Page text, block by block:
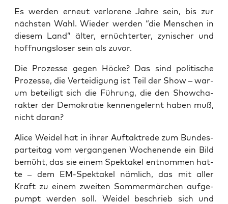
Es wer­den erneut ver­lo­re­ne Jah­re sein, bis zur
nächs­ten Wahl. Wie­der wer­den “die Men­schen in
die­sem Land” älter, ernüch­ter­ter, zyni­scher und
hoff­nungs­lo­ser sein als zuvor.
Die Pro­zes­se gegen Höcke? Das sind poli­ti­sche
Pro­zes­se, die Ver­tei­di­gung ist Teil der Show – war­
um betei­ligt sich die Füh­rung, die den Show­cha­
rak­ter der Demo­kra­tie ken­nen­ge­lernt haben muß,
nicht daran?
Ali­ce Wei­del hat in ihrer Auf­takt­re­de zum Bun­des­
par­tei­tag vom ver­gan­ge­nen Wochen­en­de ein Bild
bemüht, das sie einem Spek­ta­kel ent­nom­men hat­
te – dem EM-Spek­ta­kel näm­lich, das mit aller
Kraft zu einem zwei­ten Som­mer­mär­chen auf­ge­
pumpt wer­den soll. Wei­del beschrieb sich und